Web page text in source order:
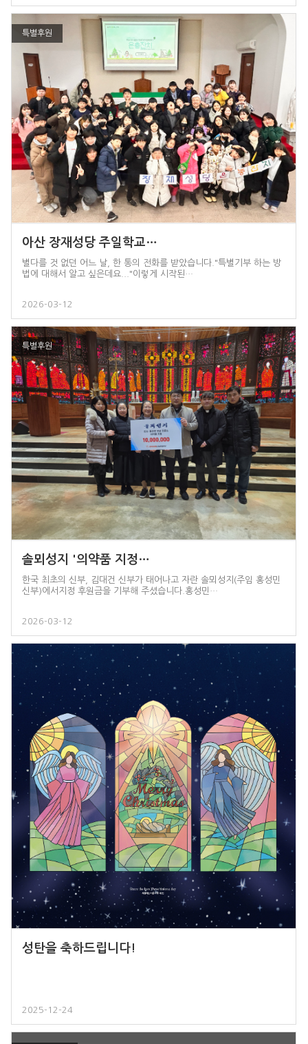
특별후원
아산 장재성당 주일학교…
별다를 것 없던 어느 날, 한 통의 전화를 받았습니다."특별기부 하는 방
법에 대해서 알고 싶은데요..."이렇게 시작된…
2026-03-12
특별후원
솔뫼성지 '의약품 지정…
한국 최초의 신부, 김대건 신부가 태어나고 자란 솔뫼성지(주임 홍성민
신부)에서지정 후원금을 기부해 주셨습니다.홍성민…
2026-03-12
성탄을 축하드립니다!
2025-12-24